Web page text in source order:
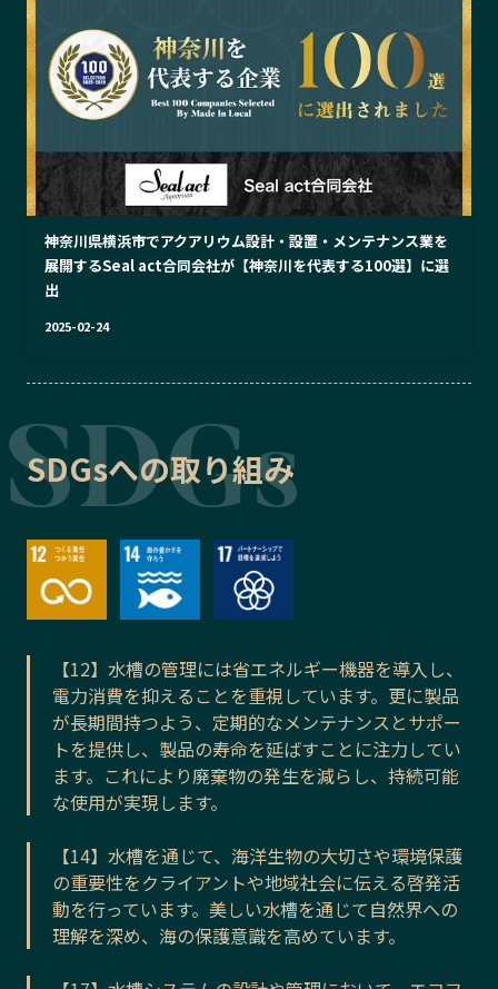
神奈川県横浜市でアクアリウム設計・設置・メンテナンス業を
展開するSeal act合同会社が【神奈川を代表する100選】に選
出
2025-02-24
SDGsへの取り組み
【12】水槽の管理には省エネルギー機器を導入し、
電力消費を抑えることを重視しています。更に製品
が長期間持つよう、定期的なメンテナンスとサポー
トを提供し、製品の寿命を延ばすことに注力してい
ます。これにより廃棄物の発生を減らし、持続可能
な使用が実現します。
【14】水槽を通じて、海洋生物の大切さや環境保護
の重要性をクライアントや地域社会に伝える啓発活
動を行っています。美しい水槽を通じて自然界への
理解を深め、海の保護意識を高めています。